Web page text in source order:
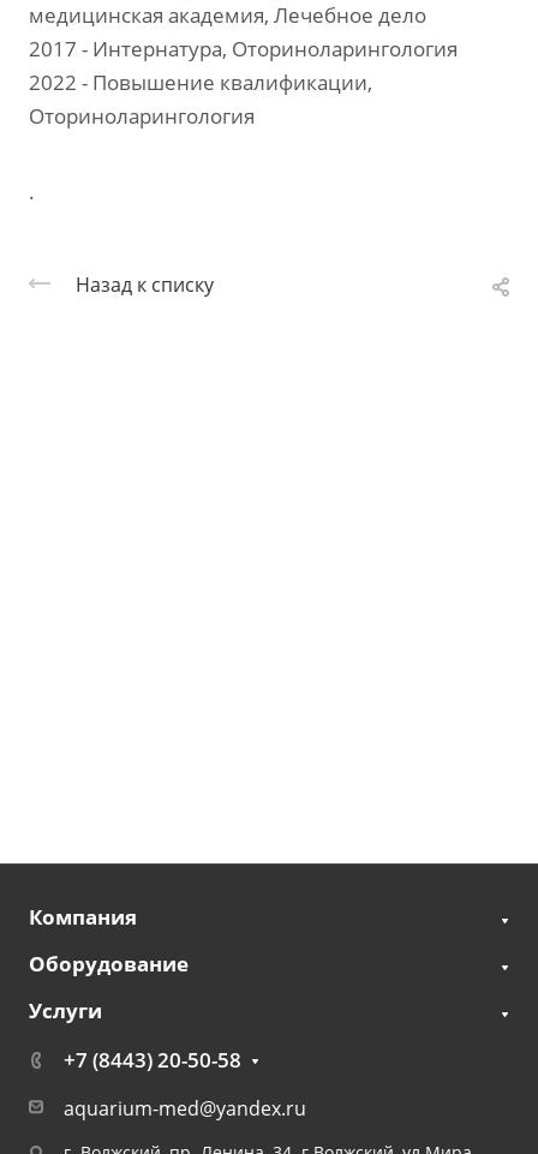
медицинская академия, Лечебное дело
2017 - Интернатура, Оториноларингология
2022 - Повышение квалификации,
Оториноларингология
.
Назад к списку
Компания
Оборудование
Услуги
+7 (8443) 20-50-58
aquarium-med@yandex.ru